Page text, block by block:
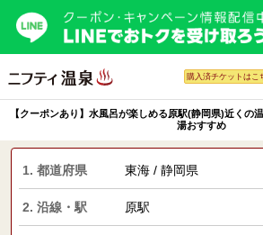
購入済チケットはこ
【クーポンあり】水風呂が楽しめる原駅(静岡県)近くの
湯おすすめ
1. 都道府県 東海 / 静岡県
2. 沿線・駅 原駅